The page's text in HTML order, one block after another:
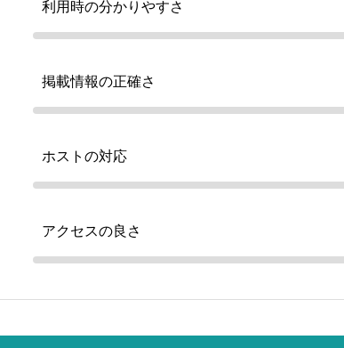
利用時の分かりやすさ
掲載情報の正確さ
ホストの対応
アクセスの良さ